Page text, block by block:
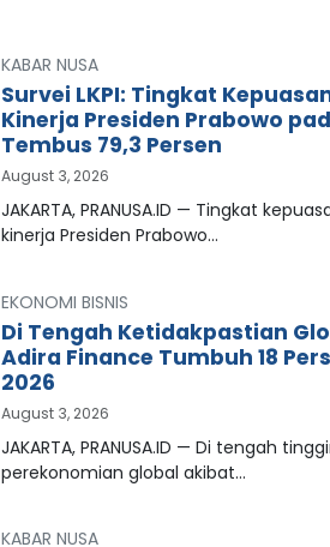
KABAR NUSA
Survei LKPI: Tingkat
Kinerja Presiden Prabowo
Tembus 79,3 Persen
August 3, 2026
JAKARTA, PRANUSA.ID — Tingkat
kinerja Presiden Prabowo…
EKONOMI BISNIS
Di Tengah Ketidakpastian
Adira Finance Tumbuh 18
2026
August 3, 2026
JAKARTA, PRANUSA.ID — Di tengah
perekonomian global akibat…
KABAR NUSA